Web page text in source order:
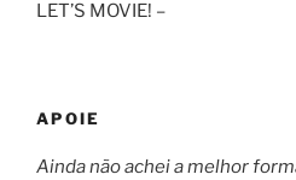
LET’S MOVIE! –
APOIE
Ainda não achei a melhor